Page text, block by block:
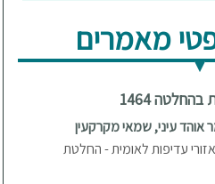
מאמרים
1464
אוהד עיני, שמאי מקרקעין
מושבים - החלטה 1464 - אזורי עדיפות לאומית - החלטת